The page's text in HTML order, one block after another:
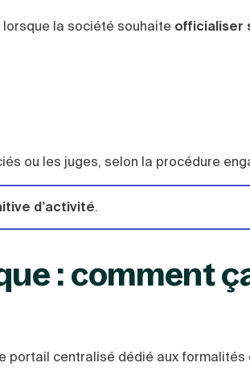
la société souhaite officialiser
ou les juges, selon la procédure
d’activité.
: comment
portail centralisé dédié aux formalités